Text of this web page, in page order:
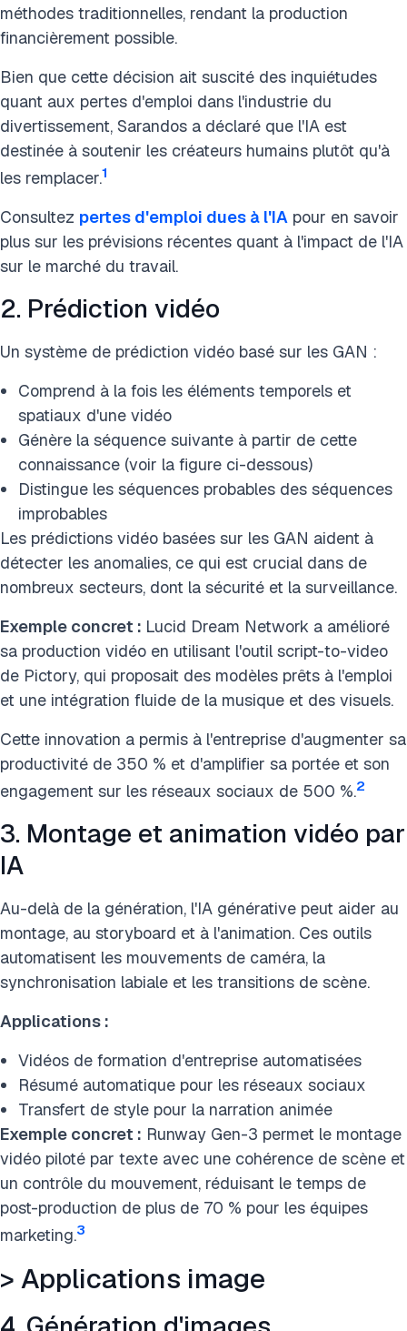
méthodes traditionnelles, rendant la production
financièrement possible.
Bien que cette décision ait suscité des inquiétudes
quant aux pertes d'emploi dans l'industrie du
divertissement, Sarandos a déclaré que l'IA est
destinée à soutenir les créateurs humains plutôt qu'à
les remplacer.1
Consultez pertes d'emploi dues à l'IA pour en savoir
plus sur les prévisions récentes quant à l'impact de l'IA
sur le marché du travail.
2. Prédiction vidéo
Un système de prédiction vidéo basé sur les GAN :
Comprend à la fois les éléments temporels et
spatiaux d'une vidéo
Génère la séquence suivante à partir de cette
connaissance (voir la figure ci-dessous)
Distingue les séquences probables des séquences
improbables
Les prédictions vidéo basées sur les GAN aident à
détecter les anomalies, ce qui est crucial dans de
nombreux secteurs, dont la sécurité et la surveillance.
Exemple concret : Lucid Dream Network a amélioré
sa production vidéo en utilisant l'outil script-to-video
de Pictory, qui proposait des modèles prêts à l'emploi
et une intégration fluide de la musique et des visuels.
Cette innovation a permis à l'entreprise d'augmenter sa
productivité de 350 % et d'amplifier sa portée et son
engagement sur les réseaux sociaux de 500 %.2
3. Montage et animation vidéo par
IA
Au-delà de la génération, l'IA générative peut aider au
montage, au storyboard et à l'animation. Ces outils
automatisent les mouvements de caméra, la
synchronisation labiale et les transitions de scène.
Applications :
Vidéos de formation d'entreprise automatisées
Résumé automatique pour les réseaux sociaux
Transfert de style pour la narration animée
Exemple concret : Runway Gen-3 permet le montage
vidéo piloté par texte avec une cohérence de scène et
un contrôle du mouvement, réduisant le temps de
post-production de plus de 70 % pour les équipes
marketing.3
> Applications image